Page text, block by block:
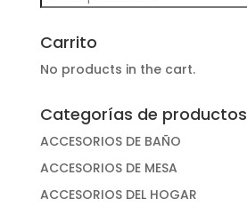
Carrito
No products in the cart.
Categorías de productos
ACCESORIOS DE BAÑO
ACCESORIOS DE MESA
ACCESORIOS DEL HOGAR